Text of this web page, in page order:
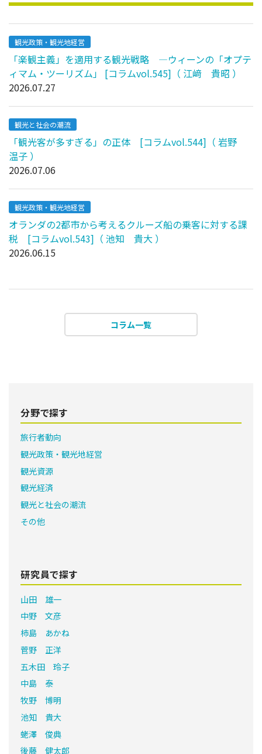
観光政策・観光地経営
「楽観主義」を適用する観光戦略 ―ウィーンの「オプテ
ィマム・ツーリズム」 [コラムvol.545]（ 江﨑 貴昭 ）
2026.07.27
観光と社会の潮流
「観光客が多すぎる」の正体 [コラムvol.544]（ 岩野
温子 ）
2026.07.06
観光政策・観光地経営
オランダの2都市から考えるクルーズ船の乗客に対する課
税 [コラムvol.543]（ 池知 貴大 ）
2026.06.15
コラム一覧
分野で探す
旅行者動向
観光政策・観光地経営
観光資源
観光経済
観光と社会の潮流
その他
研究員で探す
山田 雄一
中野 文彦
柿島 あかね
菅野 正洋
五木田 玲子
中島 泰
牧野 博明
池知 貴大
蛯澤 俊典
後藤 健太郎